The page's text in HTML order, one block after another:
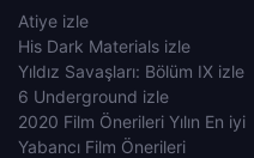
Atiye izle
His Dark Materials izle
Yıldız Savaşları: Bölüm IX izle
6 Underground izle
2020 Film Önerileri Yılın En iyi
Yabancı Film Önerileri